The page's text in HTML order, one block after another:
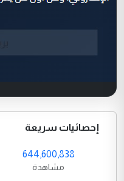
إحصائيات سريعة
644,600,838
مشاهدة